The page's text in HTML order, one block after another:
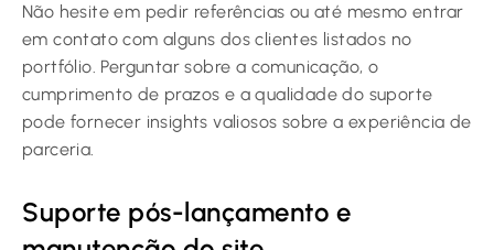
Não hesite em pedir referências ou até mesmo entrar
em contato com alguns dos clientes listados no
portfólio. Perguntar sobre a comunicação, o
cumprimento de prazos e a qualidade do suporte
pode fornecer insights valiosos sobre a experiência de
parceria.
Suporte pós-lançamento e